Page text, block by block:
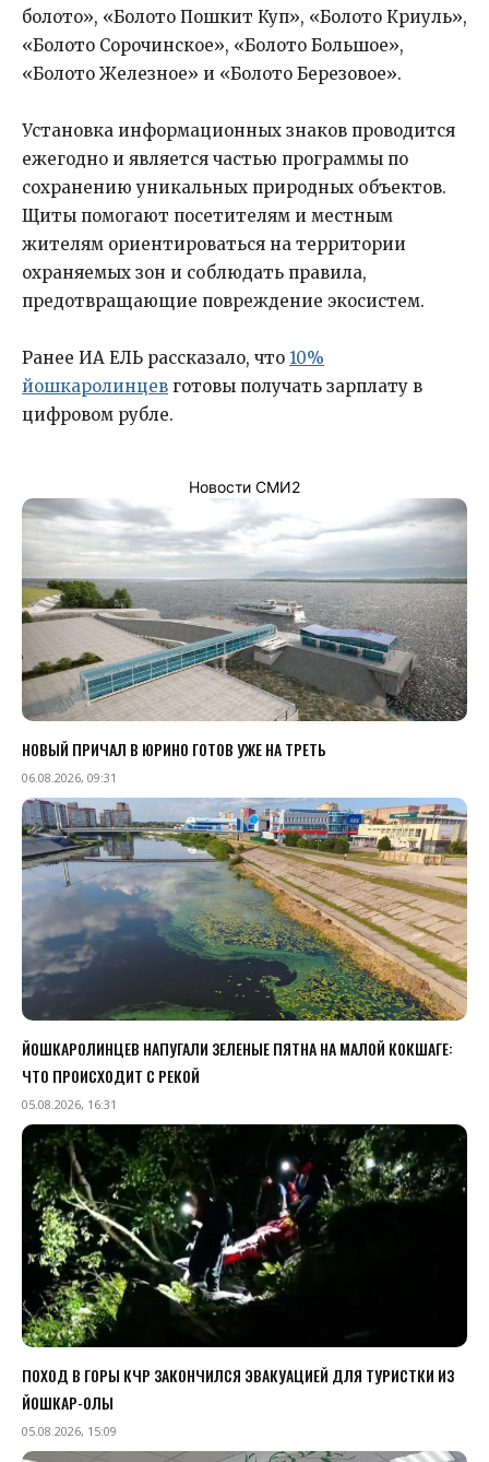
болото», «Болото Пошкит Куп», «Болото Криуль»,
«Болото Сорочинское», «Болото Большое»,
«Болото Железное» и «Болото Березовое».
Установка информационных знаков проводится
ежегодно и является частью программы по
сохранению уникальных природных объектов.
Щиты помогают посетителям и местным
жителям ориентироваться на территории
охраняемых зон и соблюдать правила,
предотвращающие повреждение экосистем.
Ранее ИА ЕЛЬ рассказало, что 10%
йошкаролинцев готовы получать зарплату в
цифровом рубле.
Новости СМИ2
НОВЫЙ ПРИЧАЛ В ЮРИНО ГОТОВ УЖЕ НА ТРЕТЬ
06.08.2026, 09:31
ЙОШКАРОЛИНЦЕВ НАПУГАЛИ ЗЕЛЕНЫЕ ПЯТНА НА МАЛОЙ КОКШАГЕ:
ЧТО ПРОИСХОДИТ С РЕКОЙ
05.08.2026, 16:31
ПОХОД В ГОРЫ КЧР ЗАКОНЧИЛСЯ ЭВАКУАЦИЕЙ ДЛЯ ТУРИСТКИ ИЗ
ЙОШКАР-ОЛЫ
05.08.2026, 15:09